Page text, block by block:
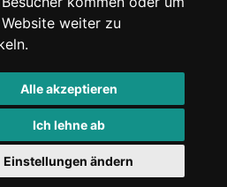
weiter zu
Alle akzeptieren
Ich lehne ab
Einstellungen ändern